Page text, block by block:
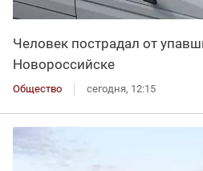
Человек пострадал от
Новороссийске
Общество сегодня, 12:15